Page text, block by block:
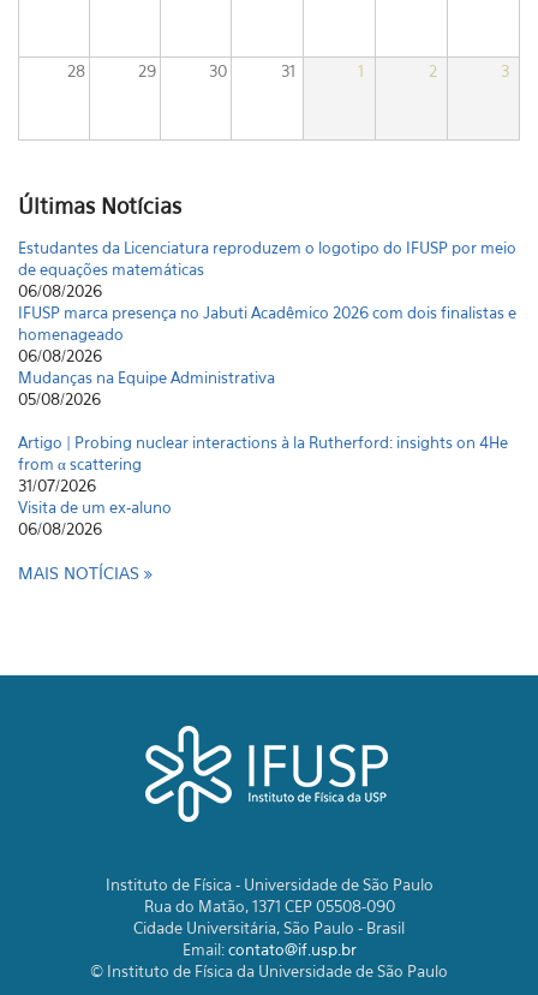
28 29 30 31 1 2 3
Últimas Notícias
Estudantes da Licenciatura reproduzem o logotipo do IFUSP por meio
de equações matemáticas
06/08/2026
IFUSP marca presença no Jabuti Acadêmico 2026 com dois finalistas e
homenageado
06/08/2026
Mudanças na Equipe Administrativa
05/08/2026
Artigo | Probing nuclear interactions à la Rutherford: insights on 4He
from α scattering
31/07/2026
Visita de um ex-aluno
06/08/2026
MAIS NOTÍCIAS
Instituto de Física - Universidade de São Paulo
Rua do Matão, 1371 CEP 05508-090
Cidade Universitária, São Paulo - Brasil
Email:contato@if.usp.br
© Instituto de Física da Universidade de São Paulo